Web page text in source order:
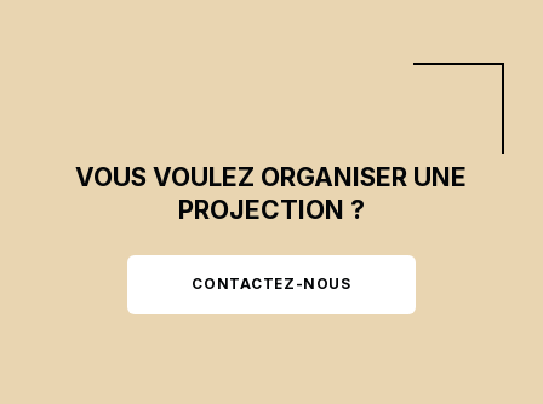
VOUS VOULEZ ORGANISER UNE
PROJECTION ?
CONTACTEZ-NOUS